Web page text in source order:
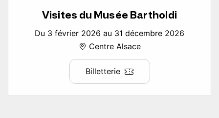
Visites du Musée Bartholdi
Du 3 février 2026 au 31 décembre 2026
Centre Alsace
Billetterie